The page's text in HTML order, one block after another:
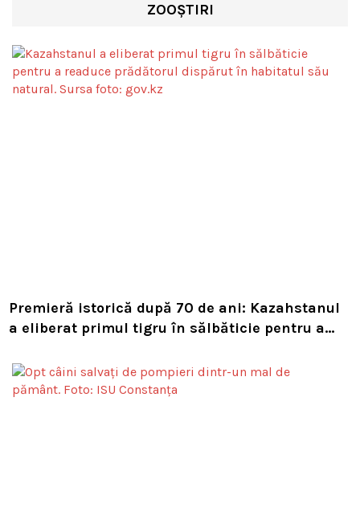
ZOOȘTIRI
Premieră istorică după 70 de ani: Kazahstanul
a eliberat primul tigru în sălbăticie pentru a
natural